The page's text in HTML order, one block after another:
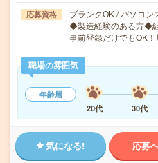
応募資格
ブランクOK / パソコ
◆製造経験のある方◆
事前登録だけでもOK
職場の雰囲気
年齢層
20代
30代
気になる! 応募